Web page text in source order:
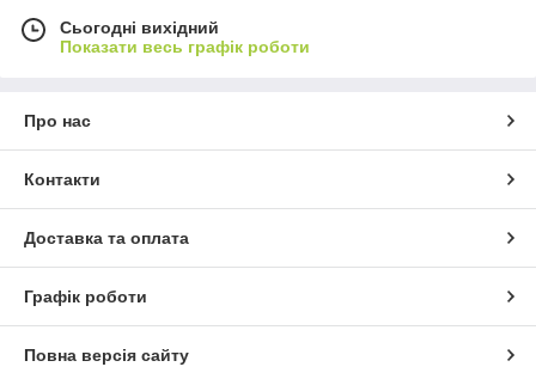
Сьогодні вихідний
Показати весь графік роботи
Про нас
Контакти
Доставка та оплата
Графік роботи
Повна версія сайту